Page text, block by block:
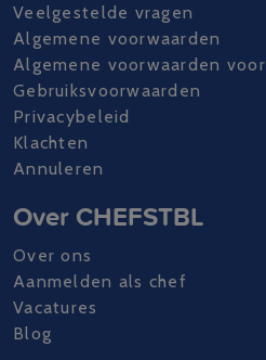
Veelgestelde vragen
Algemene voorwaarden
Algemene voorwaarden
Gebruiksvoorwaarden
Privacybeleid
Klachten
Annuleren
Over CHEFSTBL
Over ons
Aanmelden als chef
Vacatures
Blog